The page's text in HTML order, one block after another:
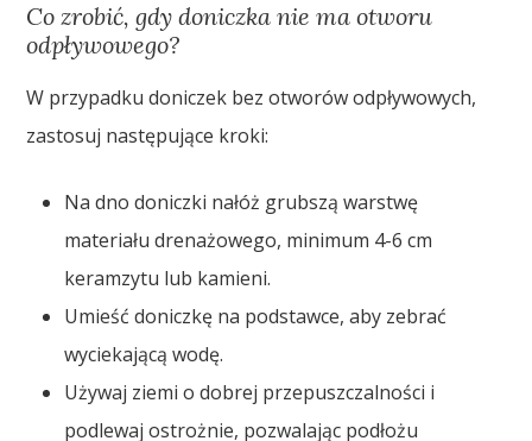
Co zrobić, gdy doniczka nie ma otworu
odpływowego?
W przypadku doniczek bez otworów odpływowych,
zastosuj następujące kroki:
Na dno doniczki nałóż grubszą warstwę
materiału drenażowego, minimum 4-6 cm
keramzytu lub kamieni.
Umieść doniczkę na podstawce, aby zebrać
wyciekającą wodę.
Używaj ziemi o dobrej przepuszczalności i
podlewaj ostrożnie, pozwalając podłożu